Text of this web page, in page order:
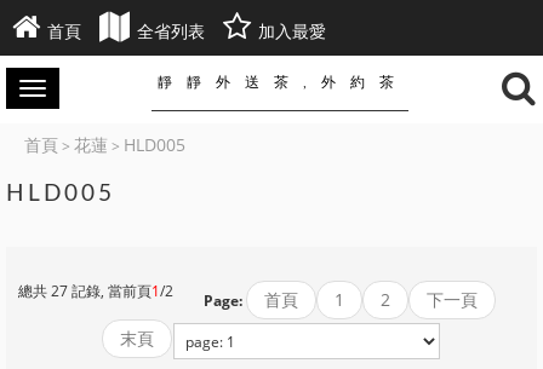
首頁 全省列表 加入最愛
靜靜外送茶,外約茶
首頁> 花蓮 > HLD005
HLD005
Page:
總共 27 記錄, 當前頁1/2 首頁 1 2
下一頁
末頁